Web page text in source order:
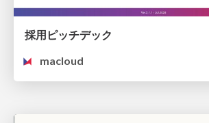
採用ピッチデック
macloud